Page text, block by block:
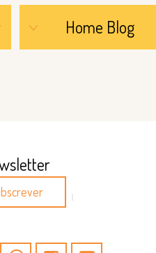
Home Blog